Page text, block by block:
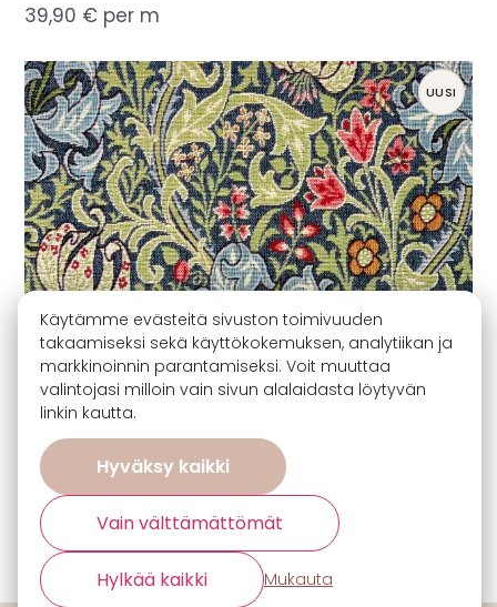
39,90 € per m
Gobeliinikangas – William Morris – Golden
Lily
80% puuvilla, 20% polyesteri
UUSI
🏷️ Ota 3, maksa 2
Käytämme evästeitä sivuston toimivuuden
takaamiseksi sekä käyttökokemuksen, analytiikan ja
markkinoinnin parantamiseksi. Voit muuttaa
valintojasi milloin vain sivun alalaidasta löytyvän
linkin kautta.
Hyväksy kaikki
Vain välttämättömät
Hylkää kaikki Mukauta